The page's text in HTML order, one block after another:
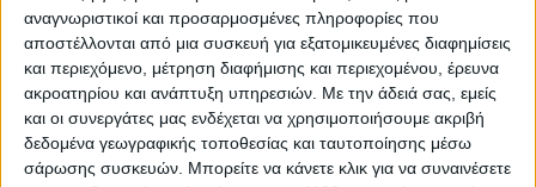
αναγνωριστικοί και προσαρμοσμένες πληροφορίες που
αποστέλλονται από μια συσκευή για εξατομικευμένες διαφημίσεις
και περιεχόμενο, μέτρηση διαφήμισης και περιεχομένου, έρευνα
ακροατηρίου και ανάπτυξη υπηρεσιών. Με την άδειά σας, εμείς
και οι συνεργάτες μας ενδέχεται να χρησιμοποιήσουμε ακριβή
δεδομένα γεωγραφικής τοποθεσίας και ταυτοποίησης μέσω
σάρωσης συσκευών. Μπορείτε να κάνετε κλικ για να συναινέσετε
Ο Pedro Acosta μπορεί να θεωρείται πλέον σχεδόν βέβαιο
ότι θα αγωνίζεται με τα χρώματα της Ducati απ...